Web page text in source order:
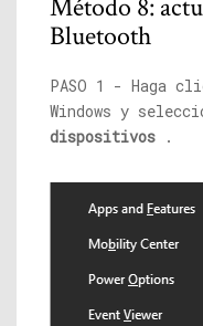
Método 8:
Bluetooth
PASO 1 - Haga
Windows y
dispositivos .